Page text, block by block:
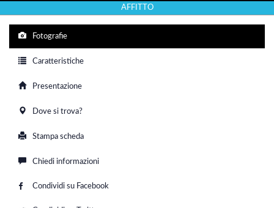
AFFITTO
Fotografie
Caratteristiche
Presentazione
Dove si trova?
Stampa scheda
Chiedi informazioni
Condividi su Facebook